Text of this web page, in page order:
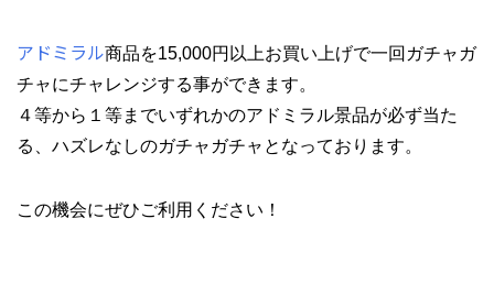
アドミラル商品を15,000円以上お買い上げで一回ガチャガ
チャにチャレンジする事ができます。
４等から１等までいずれかのアドミラル景品が必ず当た
る、ハズレなしのガチャガチャとなっております。
この機会にぜひご利用ください！